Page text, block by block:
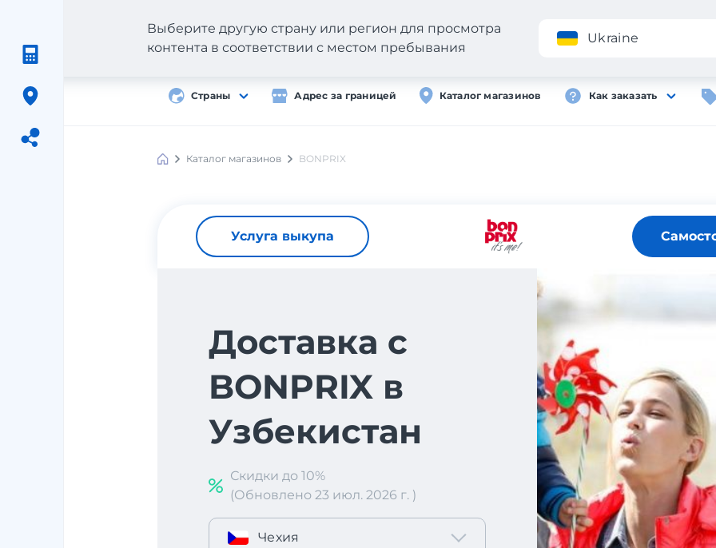
Приложение
Страны Адрес за границей Каталог магазинов Как заказать
Выберите другую страну или регион для просмотра
контента в соответствии с местом пребывания
Ukraine
Meest
Каталог магазинов BONPRIX
Услуга выкупа
Доставка с
BONPRIX в
Узбекистан
Скидки до 10%
(Обновлено 23 июл. 2026 г. )
Чехия